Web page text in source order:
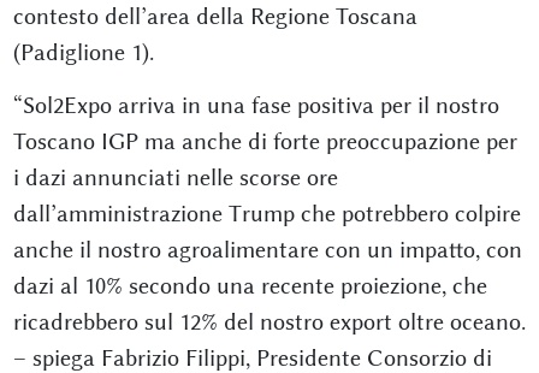
contesto dell’area della Regione Toscana
(Padiglione 1).
“Sol2Expo arriva in una fase positiva per il nostro
Toscano IGP ma anche di forte preoccupazione per
i dazi annunciati nelle scorse ore
dall’amministrazione Trump che potrebbero colpire
anche il nostro agroalimentare con un impatto, con
dazi al 10% secondo una recente proiezione, che
ricadrebbero sul 12% del nostro export oltre oceano.
– spiega Fabrizio Filippi, Presidente Consorzio di